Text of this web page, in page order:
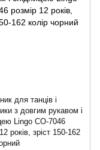
для танців і
з довгим рукавом і
Lingo CO-7046
років, зріст 150-162